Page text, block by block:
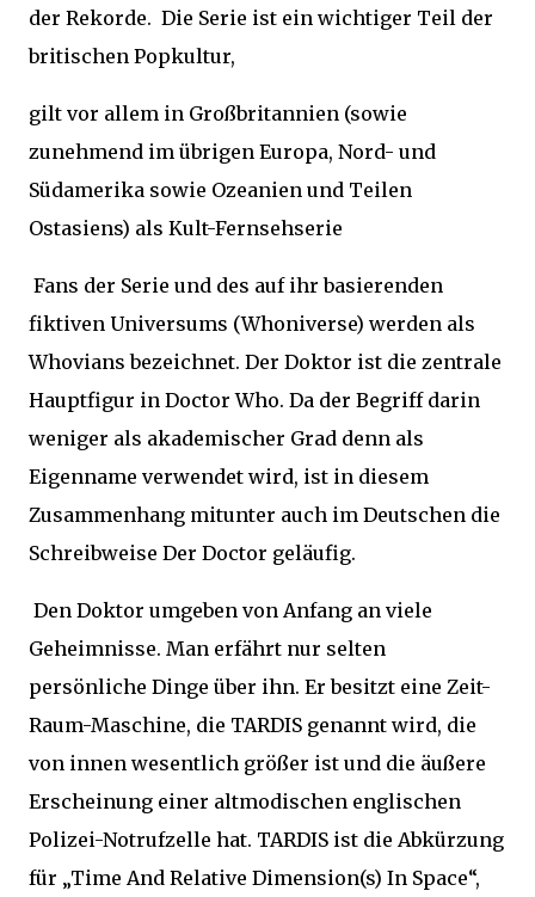
der Rekorde. Die Serie ist ein wichtiger Teil der
britischen Popkultur,
gilt vor allem in Großbritannien (sowie
zunehmend im übrigen Europa, Nord- und
Südamerika sowie Ozeanien und Teilen
Ostasiens) als Kult-Fernsehserie
Fans der Serie und des auf ihr basierenden
fiktiven Universums (Whoniverse) werden als
Whovians bezeichnet. Der Doktor ist die zentrale
Hauptfigur in Doctor Who. Da der Begriff darin
weniger als akademischer Grad denn als
Eigenname verwendet wird, ist in diesem
Zusammenhang mitunter auch im Deutschen die
Schreibweise Der Doctor geläufig.
Den Doktor umgeben von Anfang an viele
Geheimnisse. Man erfährt nur selten
persönliche Dinge über ihn. Er besitzt eine Zeit-
Raum-Maschine, die TARDIS genannt wird, die
von innen wesentlich größer ist und die äußere
Erscheinung einer altmodischen englischen
Polizei-Notrufzelle hat. TARDIS ist die Abkürzung
für „Time And Relative Dimension(s) In Space“,